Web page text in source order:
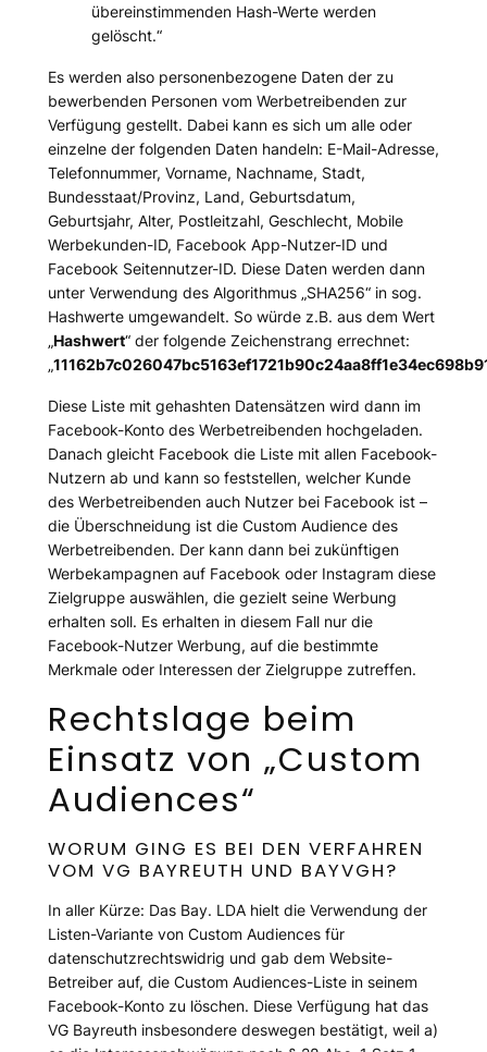
übereinstimmenden Hash-Werte werden
gelöscht.“
Es werden also personenbezogene Daten der zu
bewerbenden Personen vom Werbetreibenden zur
Verfügung gestellt. Dabei kann es sich um alle oder
einzelne der folgenden Daten handeln: E-Mail-Adresse,
Telefonnummer, Vorname, Nachname, Stadt,
Bundesstaat/Provinz, Land, Geburtsdatum,
Geburtsjahr, Alter, Postleitzahl, Geschlecht, Mobile
Werbekunden-ID, Facebook App-Nutzer-ID und
Facebook Seitennutzer-ID. Diese Daten werden dann
unter Verwendung des Algorithmus „SHA256“ in sog.
Hashwerte umgewandelt. So würde z.B. aus dem Wert
„Hashwert“ der folgende Zeichenstrang errechnet:
„
Diese Liste mit gehashten Datensätzen wird dann im
Facebook-Konto des Werbetreibenden hochgeladen.
Danach gleicht Facebook die Liste mit allen Facebook-
Nutzern ab und kann so feststellen, welcher Kunde
des Werbetreibenden auch Nutzer bei Facebook ist –
die Überschneidung ist die Custom Audience des
Werbetreibenden. Der kann dann bei zukünftigen
Werbekampagnen auf Facebook oder Instagram diese
Zielgruppe auswählen, die gezielt seine Werbung
erhalten soll. Es erhalten in diesem Fall nur die
Facebook-Nutzer Werbung, auf die bestimmte
Merkmale oder Interessen der Zielgruppe zutreffen.
Rechtslage beim
Einsatz von „Custom
Audiences“
WORUM GING ES BEI DEN VERFAHREN
VOM VG BAYREUTH UND BAYVGH?
In aller Kürze: Das Bay. LDA hielt die Verwendung der
Listen-Variante von Custom Audiences für
datenschutzrechtswidrig und gab dem Website-
Betreiber auf, die Custom Audiences-Liste in seinem
Facebook-Konto zu löschen. Diese Verfügung hat das
VG Bayreuth insbesondere deswegen bestätigt, weil a)